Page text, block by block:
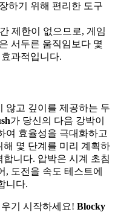
하기 위해 편리한 도구
제한이 없으므로, 게임
서두른 움직임보다 몇
과적입니다.
않고 깊이를 제공하는 두
가 당신의 다음 강박이
여 효율성을 극대화하고
몇 단계를 미리 계획하
니다. 압박은 시계 초침
, 도전을 속도 테스트에
니다.
기 시작하세요! Blocky